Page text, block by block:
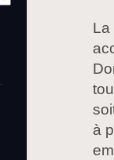
La
à